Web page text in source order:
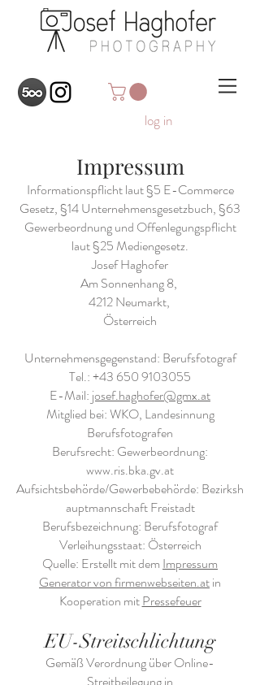
log in
Impressum
Informationspflicht laut §5 E-Commerce
Gesetz, §14 Unternehmensgesetzbuch, §63
Gewerbeordnung und Offenlegungspflicht
laut §25 Mediengesetz.
Josef Haghofer
Am Sonnenhang 8,
4212 Neumarkt,
Österreich
Unternehmensgegenstand: Berufsfotograf
Tel.:+43 650 9103055
E-Mail: josef.haghofer@gmx.at
Mitglied bei: WKO, Landesinnung
Berufsfotografen
Berufsrecht: Gewerbeordnung:
www.ris.bka.gv.at
Aufsichtsbehörde/Gewerbebehörde: Bezirksh
auptmannschaft Freistadt
Berufsbezeichnung: Berufsfotograf
Verleihungsstaat: Österreich
Quelle: Erstellt mit dem Impressum
Generator von firmenwebseiten.atin
Kooperation mitPressefeuer
EU-Streitschlichtung
Gemäß Verordnung über Online-